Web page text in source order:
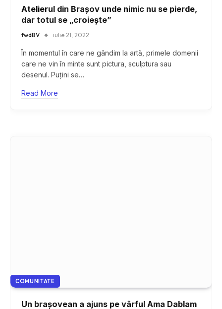
Atelierul din Brașov unde nimic nu se pierde,
dar totul se „croiește”
fwdBV iulie 21, 2022
În momentul în care ne gândim la artă, primele domenii
care ne vin în minte sunt pictura, sculptura sau
desenul. Puțini se…
Read More
COMUNITATE
Un brașovean a ajuns pe vârful Ama Dablam